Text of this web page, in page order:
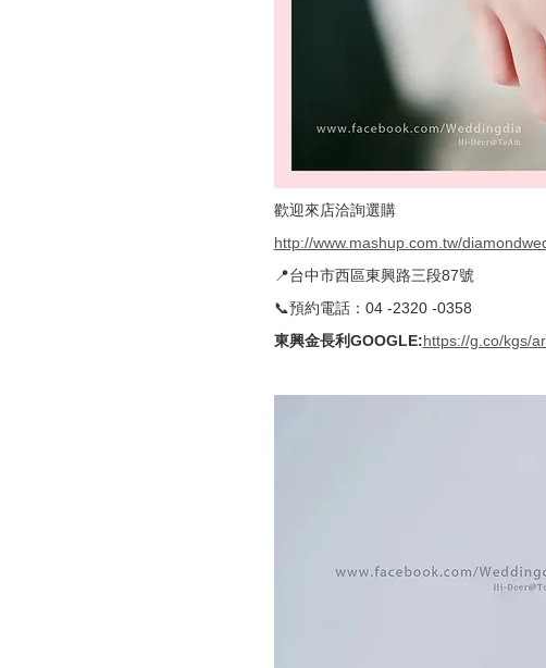
歡迎來店洽詢選購
http://www.mashup.com.tw/
📍台中市西區東興路三段87號
📞預約電話：04 -2320 -0358
東興金長利GOOGLE:https://g.co/kgs/